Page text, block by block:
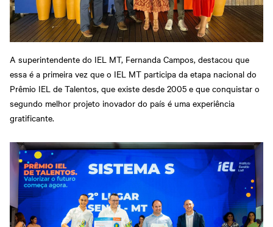
A superintendente do IEL MT, Fernanda Campos, destacou que
essa é a primeira vez que o IEL MT participa da etapa nacional do
Prêmio IEL de Talentos, que existe desde 2005 e que conquistar o
segundo melhor projeto inovador do país é uma experiência
gratificante.